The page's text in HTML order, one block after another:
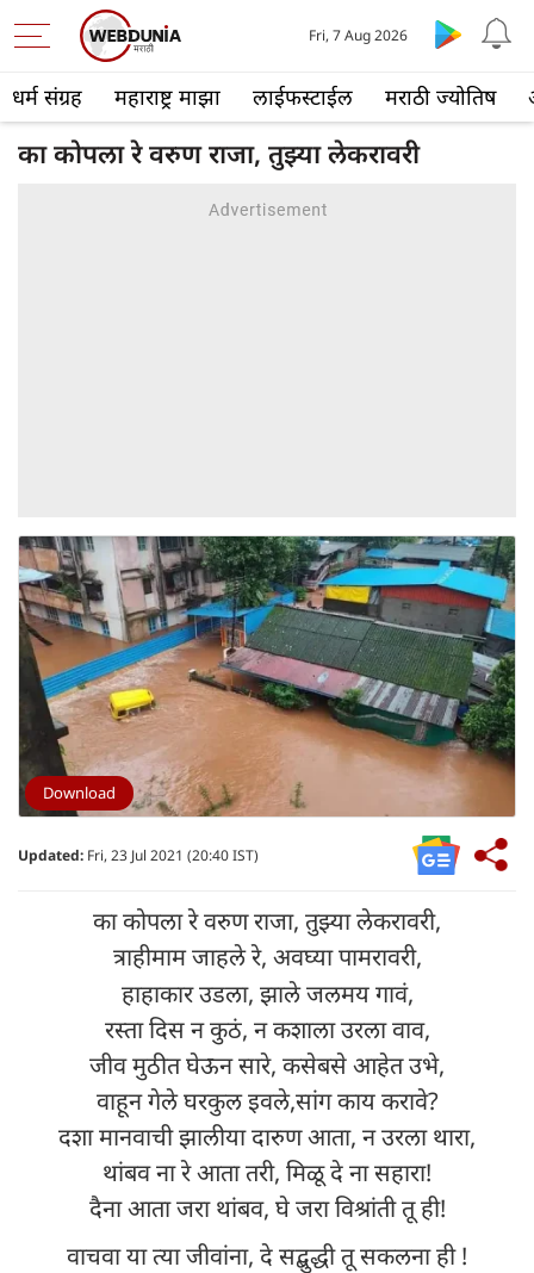
धर्म संग्रह महाराष्ट्र माझा लाईफस्टाईल मराठी ज्योतिष
Fri, 7 Aug 2026
का कोपला रे वरुण राजा, तुझ्या लेकरावरी
Download
Updated: Fri, 23 Jul 2021 (20:40 IST)
का कोपला रे वरुण राजा, तुझ्या लेकरावरी,
त्राहीमाम जाहले रे, अवघ्या पामरावरी,
हाहाकार उडला, झाले जलमय गावं,
रस्ता दिस न कुठं, न कशाला उरला वाव,
जीव मुठीत घेऊन सारे, कसेबसे आहेत उभे,
वाहून गेले घरकुल इवले,सांग काय करावे?
दशा मानवाची झालीया दारुण आता, न उरला थारा,
थांबव ना रे आता तरी, मिळू दे ना सहारा!
दैना आता जरा थांबव, घे जरा विश्रांती तू ही!
वाचवा या त्या जीवांना, दे सद्बुद्धी तू सकलना ही !